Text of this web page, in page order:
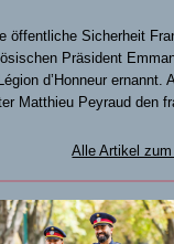
öffentliche Sicherheit
Präsident
d’Honneur ernannt.
Matthieu Peyraud den
Alle Artikel